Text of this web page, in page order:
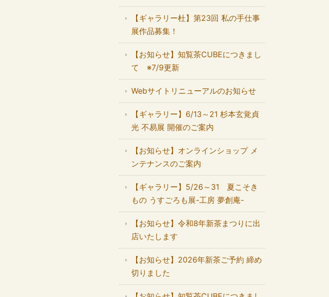
【ギャラリー杜】第23回 私の手仕事
展作品募集！
【お知らせ】知覧茶CUBEにつきまし
て ※7/9更新
Webサイトリニューアルのお知らせ
【ギャラリー】6/13～21 杉本玄覚貞
光 不易展 開催のご案内
【お知らせ】オンラインショップ メ
ンテナンスのご案内
【ギャラリー】5/26～31 夏こそき
もの うすごろも展-工房 夢創庵-
【お知らせ】令和8年新茶まつりに出
店いたします
【お知らせ】2026年新茶ご予約 締め
切りました